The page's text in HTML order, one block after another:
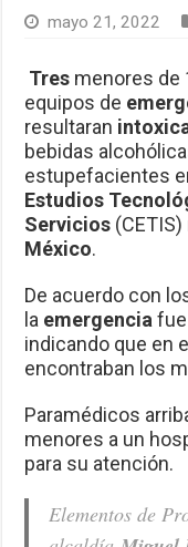
mayo 21, 2022
Tres menores de
equipos de
resultaran
bebidas
estupefacientes
Estudios
Servicios
México.
De acuerdo con
la emergencia
indicando que en
encontraban los
Paramédicos
menores a un
para su atención.
Elementos de